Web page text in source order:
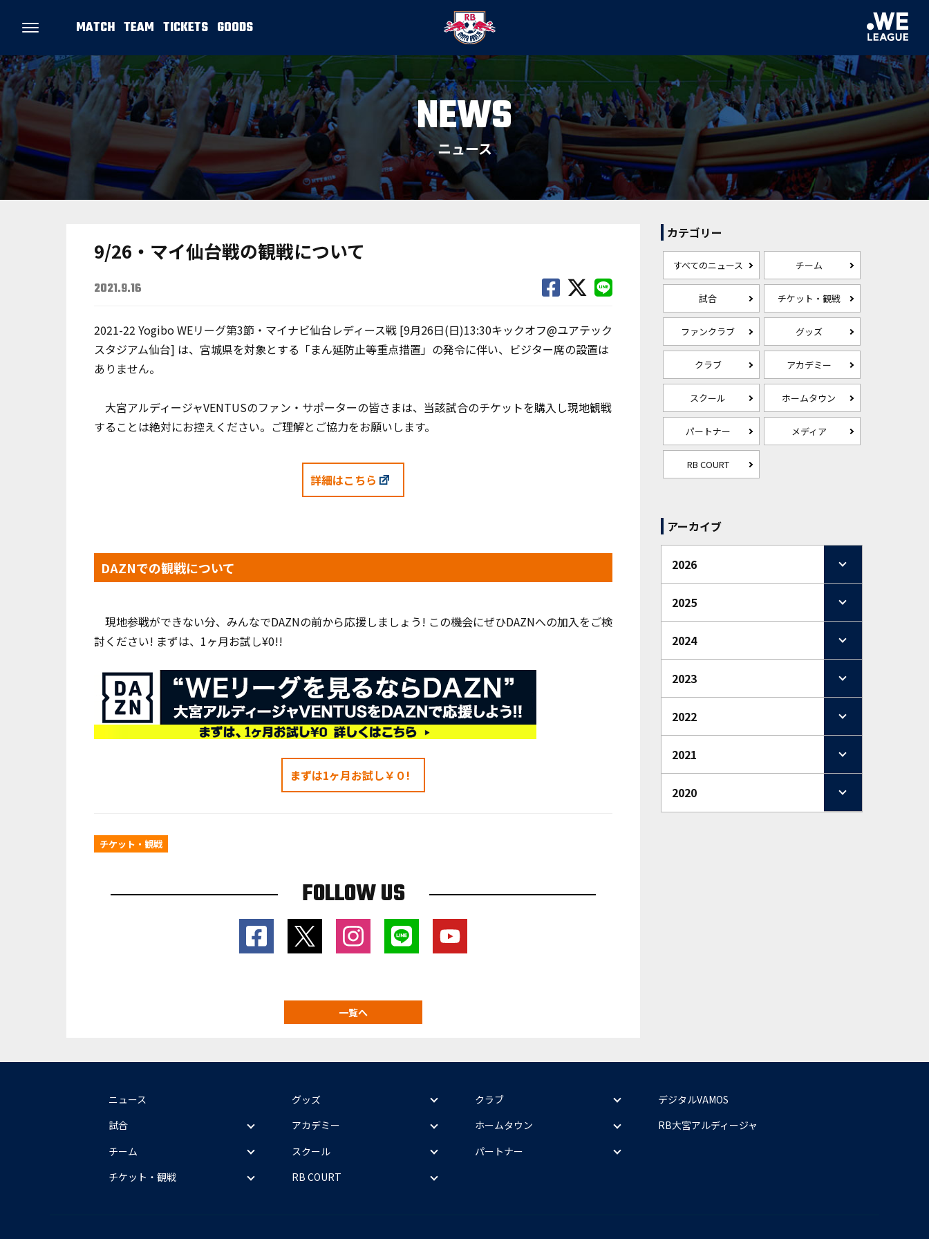
MATCH TEAM TICKETS GOODS
NEWS
ニュース
9/26・マイ仙台戦の観戦について
2021.9.16
2021-22 Yogibo WEリーグ第3節・マイナビ仙台レディース戦 [9月26日(日)13:30キックオフ@ユアテック
スタジアム仙台] は、宮城県を対象とする「まん延防止等重点措置」の発令に伴い、ビジター席の設置は
ありません。
大宮アルディージャVENTUSのファン・サポーターの皆さまは、当該試合のチケットを購入し現地観戦
することは絶対にお控えください。ご理解とご協力をお願いします。
詳細はこちら
DAZNでの観戦について
現地参戦ができない分、みんなでDAZNの前から応援しましょう! この機会にぜひDAZNへの加入をご検
討ください! まずは、1ヶ月お試し¥0!!
まずは1ヶ月お試し￥０!
チケット・観戦
FOLLOW US
一覧へ
カテゴリー
すべてのニュース チーム
試合 チケット・観戦
ファンクラブ グッズ
クラブ アカデミー
スクール ホームタウン
パートナー メディア
RB COURT
アーカイブ
2026
2025
2024
2023
2022
2021
2020
ニュース
試合
チーム
チケット・観戦
グッズ
アカデミー
スクール
RB COURT
クラブ
ホームタウン
パートナー
デジタルVAMOS
RB大宮アルディージャ